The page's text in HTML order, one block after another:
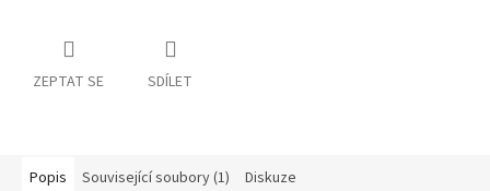
ZEPTAT SE SDÍLET
Popis Související soubory (1) Diskuze